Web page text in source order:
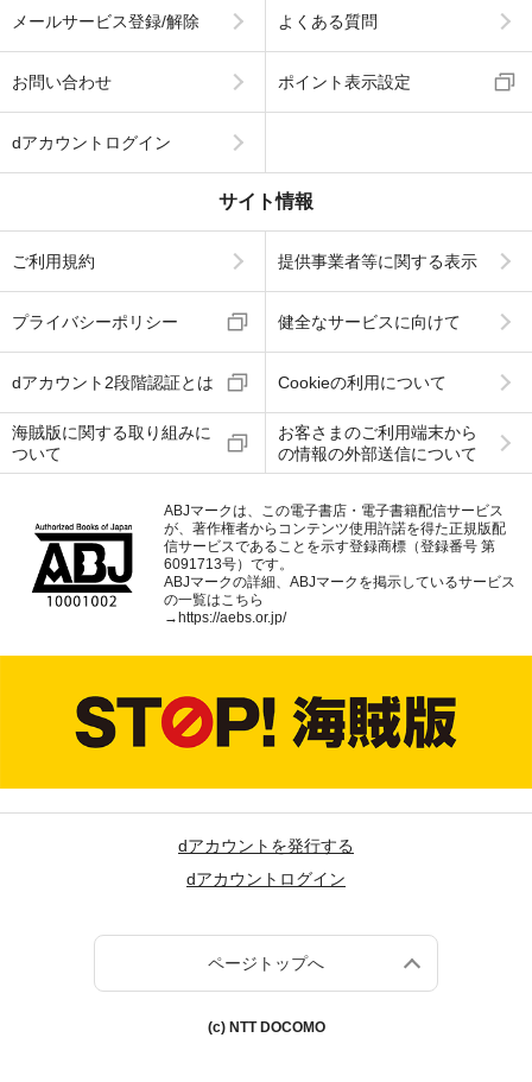
メールサービス登録/解除 よくある質問
お問い合わせ ポイント表示設定
dアカウントログイン
サイト情報
ご利用規約 提供事業者等に関する表示
プライバシーポリシー 健全なサービスに向けて
dアカウント2段階認証とは Cookieの利用について
海賊版に関する取り組みに
ついて
お客さまのご利用端末から
の情報の外部送信について
ABJマークは、この電子書店・電子書籍配信サービス
が、著作権者からコンテンツ使用許諾を得た正規版配
信サービスであることを示す登録商標（登録番号 第
6091713号）です。
ABJマークの詳細、ABJマークを掲示しているサービス
の一覧はこちら
→ https://aebs.or.jp/
dアカウントを発行する
dアカウントログイン
ページトップへ
(c) NTT DOCOMO